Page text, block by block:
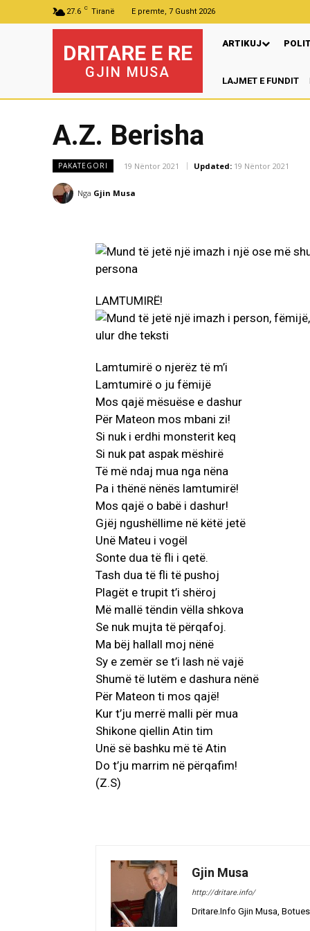
27.6 C Tiranë E premte, 7 Gusht 2026
DRITARE E RE
GJIN MUSA
ARTIKUJ
LAJMET E FUNDIT
A.Z. Berisha
PAKATEGORI 19 Nëntor 2021 Updated: 19 Nëntor 2021
Nga Gjin Musa
LAMTUMIRË!
Lamtumirë o njerëz të m’i
Lamtumirë o ju fëmijë
Mos qajë mësuëse e dashur
Për Mateon mos mbani zi!
Si nuk i erdhi monsterit keq
Si nuk pat aspak mëshirë
Të më ndaj mua nga nëna
Pa i thënë nënës lamtumirë!
Mos qajë o babë i dashur!
Gjëj ngushëllime në këtë jetë
Unë Mateu i vogël
Sonte dua të fli i qetë.
Tash dua të fli të pushoj
Plagët e trupit t’i shëroj
Më mallë tëndin vëlla shkova
Se nuk mujta të përqafoj.
Ma bëj hallall moj nënë
Sy e zemër se t’i lash në vajë
Shumë të lutëm e dashura nënë
Për Mateon ti mos qajë!
Kur t’ju merrë malli për mua
Shikone qiellin Atin tim
Unë së bashku më të Atin
Do t’ju marrim në përqafim!
(Z.S)
Gjin Musa
http://dritare.info/
Dritare.Info Gjin Musa, Botues